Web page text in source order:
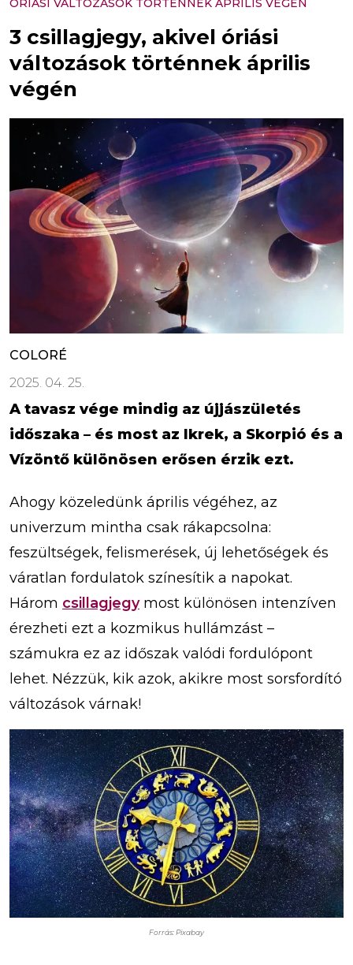
ÓRIÁSI VÁLTOZÁSOK TÖRTÉNNEK ÁPRILIS VÉGÉN
3 csillagjegy, akivel óriási
változások történnek április
végén
COLORÉ
2025. 04. 25.
A tavasz vége mindig az újjászületés
időszaka – és most az Ikrek, a Skorpió és a
Vízöntő különösen erősen érzik ezt.
Ahogy közeledünk április végéhez, az
univerzum mintha csak rákapcsolna:
feszültségek, felismerések, új lehetőségek és
váratlan fordulatok színesítik a napokat.
Három csillagjegymost különösen intenzíven
érezheti ezt a kozmikus hullámzást –
számukra ez az időszak valódi fordulópont
lehet. Nézzük, kik azok, akikre most sorsfordító
változások várnak!
Forrás: Pixabay